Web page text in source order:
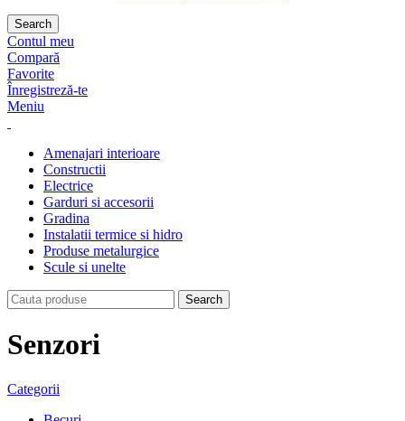
Search
Contul meu
Compară
Favorite
Înregistreză-te
Meniu
Amenajari interioare
Constructii
Electrice
Garduri si accesorii
Gradina
Instalatii termice si hidro
Produse metalurgice
Scule si unelte
Search
Senzori
Categorii